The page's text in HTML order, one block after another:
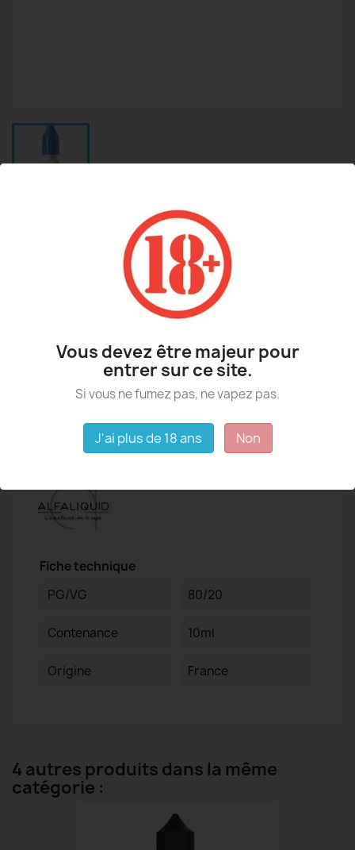
Classique blond sec fruits a coque caramel
Taux : 03mg
Détails du produit
Fiche technique
PG/VG
80/20
Contenance 10ml
Origine France
4 autres produits dans la même
catégorie :
Vous devez être majeur pour
entrer sur ce site.
Si vous ne fumez pas, ne vapez pas.
J'ai plus de 18 ans Non